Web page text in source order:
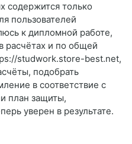
содержится только
пользователей
к дипломной работе,
расчётах и по общей
studwork.store-best.net,
подобрать
в соответствие с
план защиты,
уверен в результате.